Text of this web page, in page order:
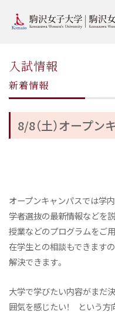
入試情報
新着情報
8/8（土）オープン
オープンキャンパスでは学
学者選抜の最新情報などを
授業などのプログラムをご
在学生との相談もできます
解決できます。
大学で学びたい内容がまだ
囲気を感じたい！ という方